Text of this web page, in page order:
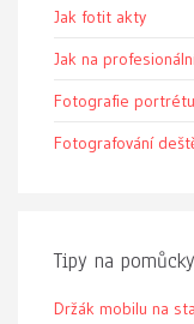
Jak fotit akty
Jak na
Fotografie portrétu
Fotografování
Tipy na
Držák mobilu na